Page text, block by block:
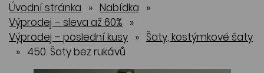
Úvodní stránka » Nabídka »
Výprodej – sleva až 60% »
Výprodej – poslední kusy » Šaty, kostýmkové šaty
» 450. Šaty bez rukávů